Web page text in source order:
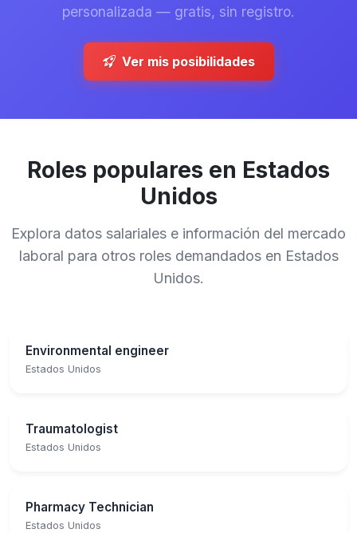
personalizada — gratis, sin registro.
Ver mis posibilidades
Roles populares en Estados
Unidos
Explora datos salariales e información del mercado
laboral para otros roles demandados en Estados
Unidos.
Environmental engineer
Estados Unidos
Traumatologist
Estados Unidos
Pharmacy Technician
Estados Unidos